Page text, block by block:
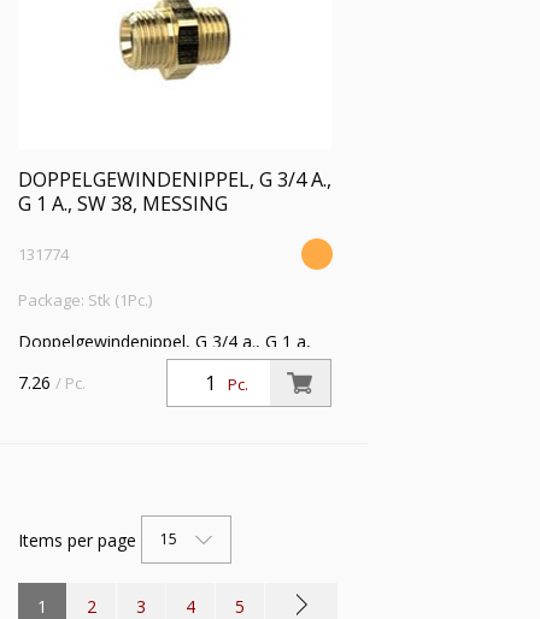
DOPPELGEWINDENIPPEL, G 3/4 A.,
G 1 A., SW 38, MESSING
131774
Package: Stk (1Pc.)
Doppelgewindenippel, G 3/4 a., G 1 a,
SW 38, Messing, Arbeitsdruck max. 25
bar, Betriebstemp. max. 150 °C
Pc.
7.26 / Pc.
Items per page 15
1 2 3 4 5